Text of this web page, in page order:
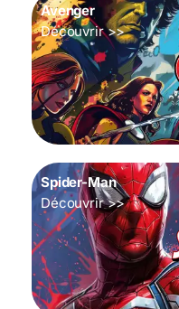
Avenger
Découvrir >>
Spider-Man
Découvrir >>